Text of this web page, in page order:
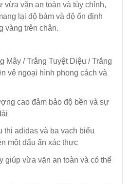
vừa vặn an toàn và tùy chỉnh,
lại độ bám và độ ổn định
vàng trên chân.
Mây / Trắng Tuyệt Diệu / Trắng
vẻ ngoại hình phong cách và
cao đảm bảo độ bền và sự
thị adidas và ba vạch biểu
một dấu ấn xác thực
giúp vừa vặn an toàn và có thể